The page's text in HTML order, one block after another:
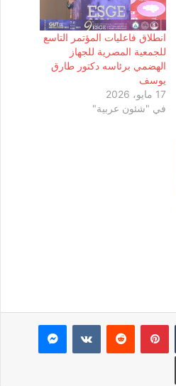
انطلاق فاعليات المؤتمر التاسع
للجمعية المصرية للجهاز
الهضمي برئاسه دكتور طارق
يوسف
17 مايو، 2026
في "شئون عربية"
بينتيريست ماسنجر
طباعة